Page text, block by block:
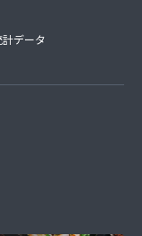
計データ